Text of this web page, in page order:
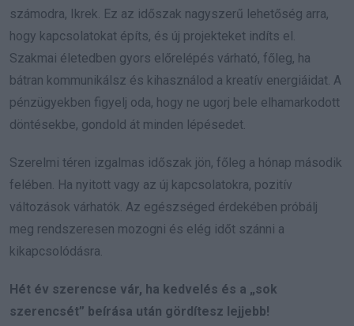
számodra, Ikrek. Ez az időszak nagyszerű lehetőség arra,
hogy kapcsolatokat építs, és új projekteket indíts el.
Szakmai életedben gyors előrelépés várható, főleg, ha
bátran kommunikálsz és kihasználod a kreatív energiáidat. A
pénzügyekben figyelj oda, hogy ne ugorj bele elhamarkodott
döntésekbe, gondold át minden lépésedet.
Szerelmi téren izgalmas időszak jön, főleg a hónap második
felében. Ha nyitott vagy az új kapcsolatokra, pozitív
változások várhatók. Az egészséged érdekében próbálj
meg rendszeresen mozogni és elég időt szánni a
kikapcsolódásra.
Hét év szerencse vár, ha kedvelés és a „sok
szerencsét” beírása után gördítesz lejjebb!